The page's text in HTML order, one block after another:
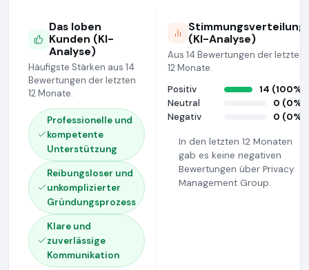
Das loben
Kunden (KI-
Analyse)
Häufigste Stärken aus 14
Bewertungen der letzten
12 Monate.
Professionelle und
kompetente
Unterstützung
Reibungsloser und
unkomplizierter
Gründungsprozess
Klare und
zuverlässige
Kommunikation
Stimmungsverteilung
(KI-Analyse)
Aus 14 Bewertungen der letzten
12 Monate.
Positiv
14 (100%)
Neutral
0 (0%)
Negativ
0 (0%)
In den letzten 12 Monaten
gab es keine negativen
Bewertungen über Privacy
Management Group.